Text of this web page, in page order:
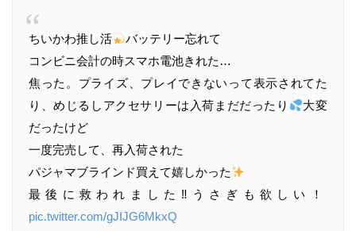
ちいかわ推し活
バッテリー忘れて
コンビニ会計の時スマホ電池きれた…
焦った。プライズ、プレイできないって表示されてた
り、めじるしアクセサリーは入荷まだだったり
大変
だったけど
一度完売して、再入荷された
パジャマブラインド買えて嬉しかった
最後に救われました‼︎うさぎも欲しい！
pic.twitter.com/gJIJG6MkxQ